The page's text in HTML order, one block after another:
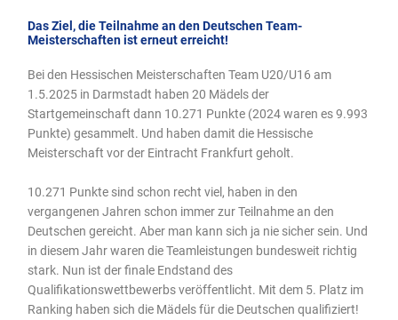
Das Ziel, die Teilnahme an den Deutschen Team-
Meisterschaften ist erneut erreicht!
Bei den Hessischen Meisterschaften Team U20/U16 am
1.5.2025 in Darmstadt haben 20 Mädels der
Startgemeinschaft dann 10.271 Punkte (2024 waren es 9.993
Punkte) gesammelt. Und haben damit die Hessische
Meisterschaft vor der Eintracht Frankfurt geholt.
10.271 Punkte sind schon recht viel, haben in den
vergangenen Jahren schon immer zur Teilnahme an den
Deutschen gereicht. Aber man kann sich ja nie sicher sein. Und
in diesem Jahr waren die Teamleistungen bundesweit richtig
stark. Nun ist der finale Endstand des
Qualifikationswettbewerbs veröffentlicht. Mit dem 5. Platz im
Ranking haben sich die Mädels für die Deutschen qualifiziert!